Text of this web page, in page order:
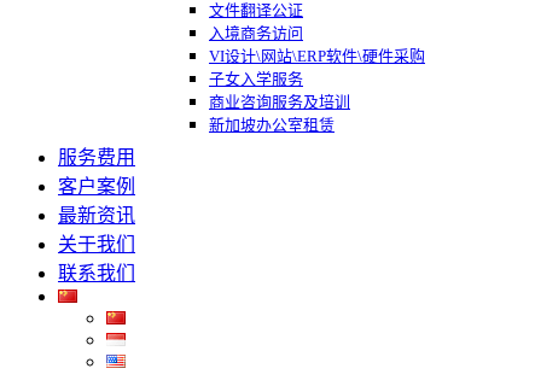
文件翻译公证
入境商务访问
VI设计\网站\ERP软件\硬件采购
子女入学服务
商业咨询服务及培训
新加坡办公室租赁
服务费用
客户案例
最新资讯
关于我们
联系我们